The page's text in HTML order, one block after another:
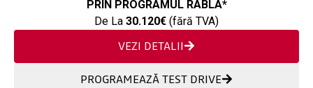
PRIN PROGRAMUL RABLA*
De La 30.120€ (fără TVA)
VEZI DETALII
PROGRAMEAZĂ TEST DRIVE